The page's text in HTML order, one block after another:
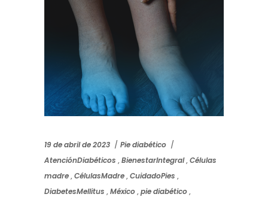
19 de abril de 2023
Pie diabético
AtenciónDiabéticos ,BienestarIntegral,Células
madre,CélulasMadre,CuidadoPies ,
DiabetesMellitus ,México,pie diabético,